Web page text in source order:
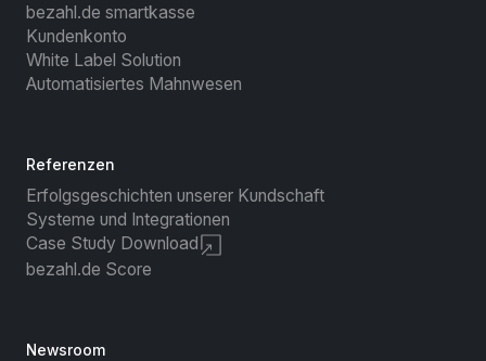
bezahl.de smartkasse
Kundenkonto
White Label Solution
Automatisiertes Mahnwesen
Referenzen
Erfolgsgeschichten unserer Kundschaft
Systeme und Integrationen
Case Study Download
bezahl.de Score
Newsroom